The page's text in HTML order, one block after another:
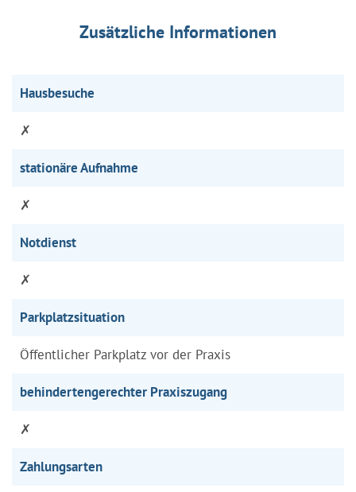
Zusätzliche Informationen
Hausbesuche
✗
stationäre Aufnahme
✗
Notdienst
✗
Parkplatzsituation
Öffentlicher Parkplatz vor der Praxis
behindertengerechter Praxiszugang
✗
Zahlungsarten